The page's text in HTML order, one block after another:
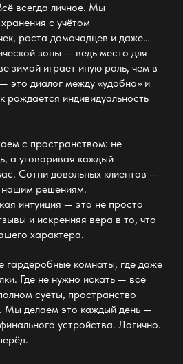
всегда личное. Мы
с учётом
роста домочадцев и даже…
зоны — ведь место для
зимой играет иную роль, чем в
это диалог между «удобно» и
рождается индивидуальность
с пространством: не
а уговаривая каждый
Сотни довольных клиентов —
нашим решениям.
интуиция — это не просто
и искренняя вера в то, что
характера.
гардеробные комнаты, где даже
Где не нужно искать — всё
суеты, пространство
Мы делаем это каждый день —
устройства. Логично.